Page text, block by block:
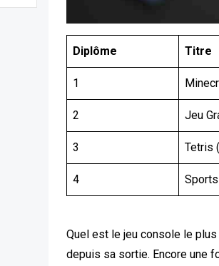
Diplôme Titre
1
2 Jeu
3 Tetris
4
Quel est le jeu console le
depuis sa sortie. Encore une